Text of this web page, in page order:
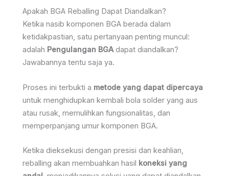
Apakah BGA Reballing Dapat Diandalkan?
Ketika nasib komponen BGA berada dalam
ketidakpastian, satu pertanyaan penting muncul:
adalah Pengulangan BGAdapat diandalkan?
Jawabannya tentu saja ya.
Proses ini terbukti a metode yang dapat dipercaya
untuk menghidupkan kembali bola solder yang aus
atau rusak, memulihkan fungsionalitas, dan
memperpanjang umur komponen BGA.
Ketika dieksekusi dengan presisi dan keahlian,
reballing akan membuahkan hasil koneksi yang